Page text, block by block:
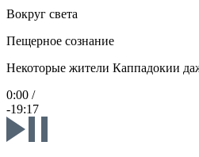
Вокруг света
Пещерное сознание
Некоторые жители Каппадокии
0:00 /
-19:17